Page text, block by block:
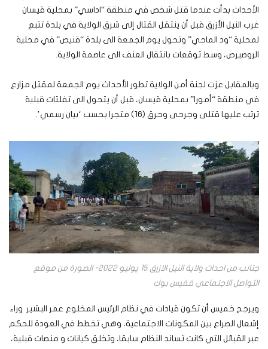
الأحداث بدأت عندما قتل شخص في منطقة “اداسي” بمحلية قيسان
غرب النيل الأزرق قبل أن ينتقل القتال إلى شرق الولاية في بلدة تتبع
لمحلية “ود الماحي” وتحول يوم الجمعة الى بلدة “قنيص” في محلية
الروصيرص، وسط توقعات بانتقال العنف الى عاصمة الولاية.
وبالمقابل عزت لجنة أمن الولاية تطور الأحداث يوم الجمعة لمقتل مزارع
في منطقة “أمورا” بمحلية قيسان، قبل أن يتحول الى تفلتات قبلية
ترتب عليها قتلى وجرحى وحرق (16) متجرا بحسب ‘بيان رسمي’.
جتانب من احداث ولاية النيل الازرق 15 يوليو 2022- الصورة من موقع
التواصل الاجتماعي ففيس بوك
ويرجح خميس أن تكون قيادات في نظام الرئيس المخلوع عمر البشير وراء
إشعال الصراع بين المكونات الاجتماعية، وهي تخطط في العودة للحكم
عبر القبائل التي كانت تساند النظام سابقا، وتخلق كيانات و منصات قبلية،